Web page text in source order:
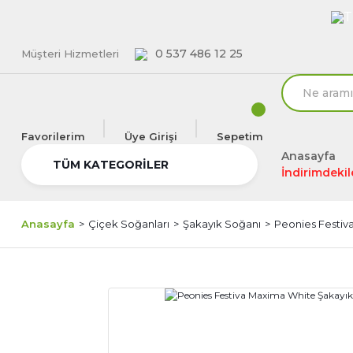
Müşteri Hizmetleri 0 537 486 12 25
Favorilerim Üye Girişi Sepetim
TÜM KATEGORİLER
Anasayfa
Anasayfa Çiçek Soğanları Şakayık Soğanı Peonies